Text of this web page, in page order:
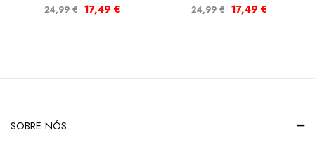
24,99€ 17,49 € 24,99€ 17,49 €
SOBRE NÓS